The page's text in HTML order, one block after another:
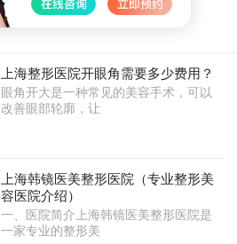
上海整形医院开眼角需要多少费用？
眼角开大是一种常见的美容手术，可以
改善眼部轮廓，让
上海韩镜医美整形医院（专业整形美
容医院介绍）
一、医院简介上海韩镜医美整形医院是
一家专业的整形美